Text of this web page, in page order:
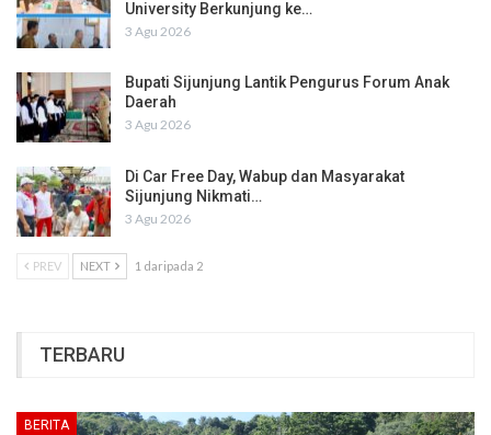
University Berkunjung ke…
3 Agu 2026
Bupati Sijunjung Lantik Pengurus Forum Anak
Daerah
3 Agu 2026
Di Car Free Day, Wabup dan Masyarakat
Sijunjung Nikmati…
3 Agu 2026
PREV NEXT 1 daripada 2
TERBARU
BERITA